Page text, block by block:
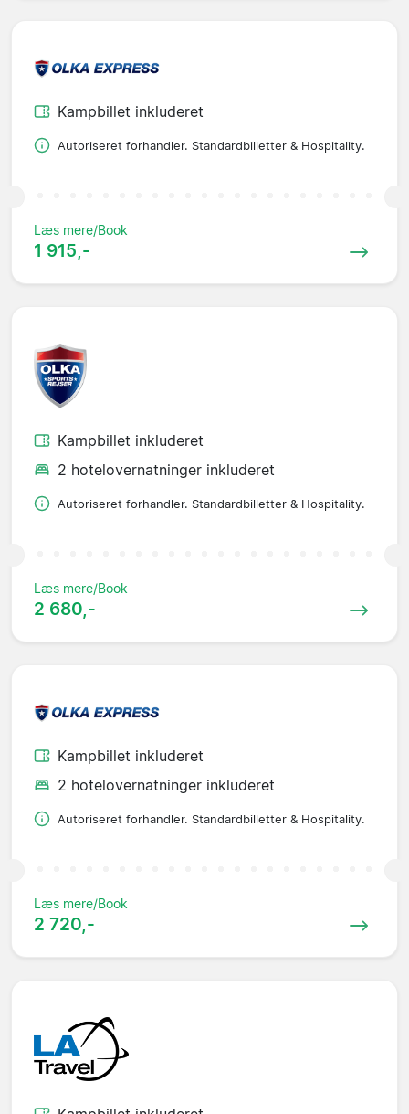
Kampbillet inkluderet
Autoriseret forhandler. Standardbilletter & Hospitality.
Læs mere/Book
1 915,-
Kampbillet inkluderet
2 hotelovernatninger inkluderet
Autoriseret forhandler. Standardbilletter & Hospitality.
Læs mere/Book
2 680,-
Kampbillet inkluderet
2 hotelovernatninger inkluderet
Autoriseret forhandler. Standardbilletter & Hospitality.
Læs mere/Book
2 720,-